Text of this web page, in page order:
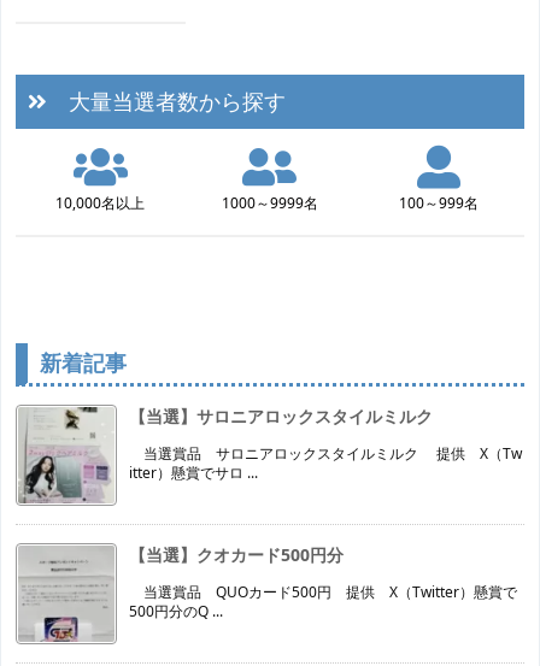
大量当選者数から探す
10,000名以上 1000～9999名 100～999名
新着記事
【当選】サロニアロックスタイルミルク
当選賞品 サロニアロックスタイルミルク 提供 X（Tw
itter）懸賞でサロ ...
【当選】クオカード500円分
当選賞品 QUOカード500円 提供 X（Twitter）懸賞で
500円分のQ ...